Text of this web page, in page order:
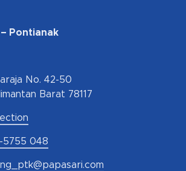
– Pontianak
No. 42-50
Barat 78117
5755 048